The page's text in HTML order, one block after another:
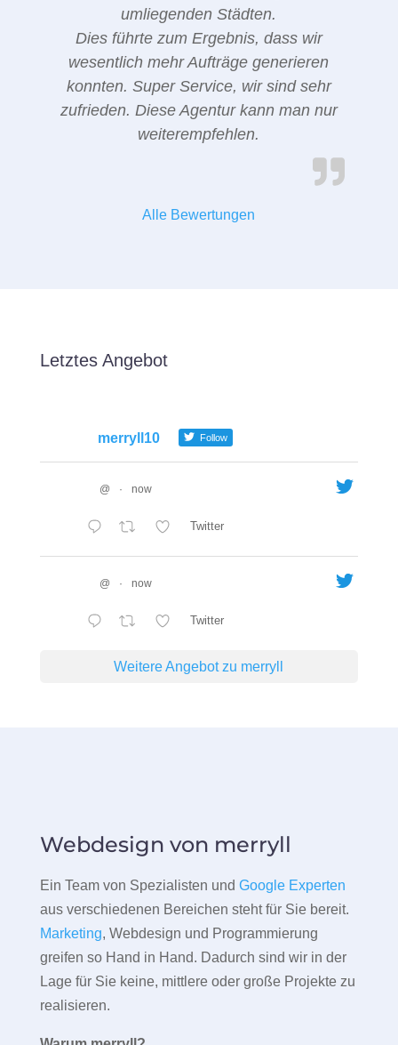
umliegenden Städten.
Dies führte zum Ergebnis, dass wir
wesentlich mehr Aufträge generieren
konnten. Super Service, wir sind sehr
zufrieden. Diese Agentur kann man nur
weiterempfehlen.
Alle Bewertungen
Letztes Angebot
merryll10 Follow
@ · now
Twitter
@ · now
Twitter
Weitere Angebot zu merryll
Webdesign von merryll
Ein Team von Spezialisten und Google Experten
aus verschiedenen Bereichen steht für Sie bereit.
Marketing, Webdesign und Programmierung
greifen so Hand in Hand. Dadurch sind wir in der
Lage für Sie keine, mittlere oder große Projekte zu
realisieren.